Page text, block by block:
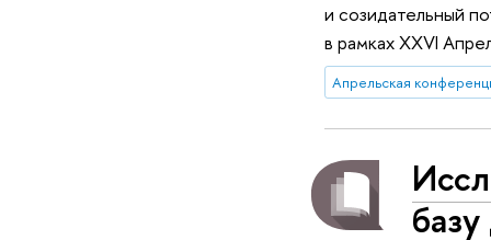
и созидательный
в рамках XXVI
Апрельская